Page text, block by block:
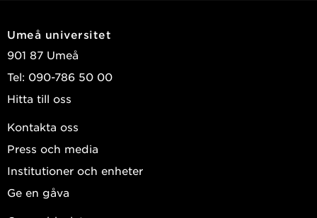
Umeå universitet
901 87 Umeå
Tel: 090-786 50 00
Hitta till oss
Kontakta oss
Press och media
Institutioner och enheter
Ge en gåva